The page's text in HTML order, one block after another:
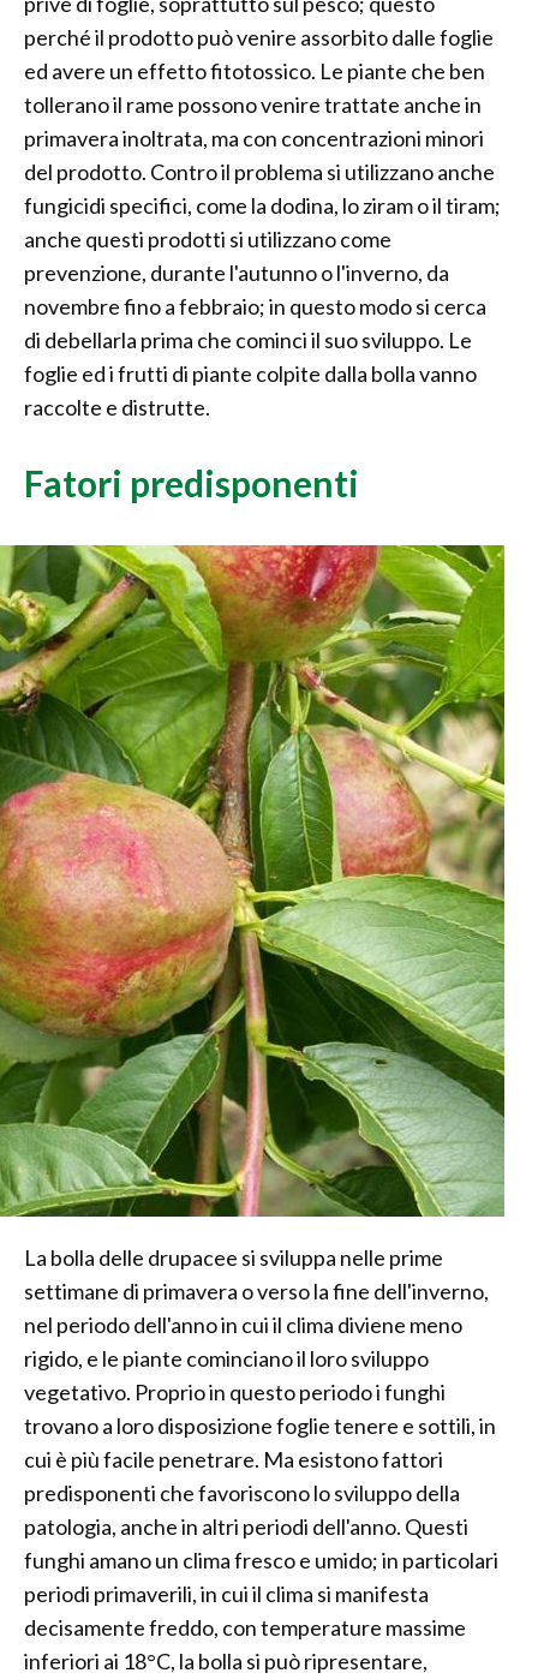
perché il prodotto può venire assorbito dalle foglie
ed avere un effetto fitotossico. Le piante che ben
tollerano il rame possono venire trattate anche in
primavera inoltrata, ma con concentrazioni minori
del prodotto. Contro il problema si utilizzano anche
fungicidi specifici, come la dodina, lo ziram o il tiram;
anche questi prodotti si utilizzano come
prevenzione, durante l'autunno o l'inverno, da
novembre fino a febbraio; in questo modo si cerca
di debellarla prima che cominci il suo sviluppo. Le
foglie ed i frutti di piante colpite dalla bolla vanno
raccolte e distrutte.
Fatori predisponenti
La bolla delle drupacee si sviluppa nelle prime
settimane di primavera o verso la fine dell'inverno,
nel periodo dell'anno in cui il clima diviene meno
rigido, e le piante cominciano il loro sviluppo
vegetativo. Proprio in questo periodo i funghi
trovano a loro disposizione foglie tenere e sottili, in
cui è più facile penetrare. Ma esistono fattori
predisponenti che favoriscono lo sviluppo della
patologia, anche in altri periodi dell'anno. Questi
funghi amano un clima fresco e umido; in particolari
periodi primaverili, in cui il clima si manifesta
decisamente freddo, con temperature massime
inferiori ai 18°C, la bolla si può ripresentare,